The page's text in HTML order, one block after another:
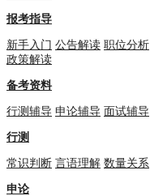
报考指导
新手入门 公告解读 职位分析
政策解读
备考资料
行测辅导 申论辅导 面试辅导
行测
常识判断 言语理解 数量关系
申论